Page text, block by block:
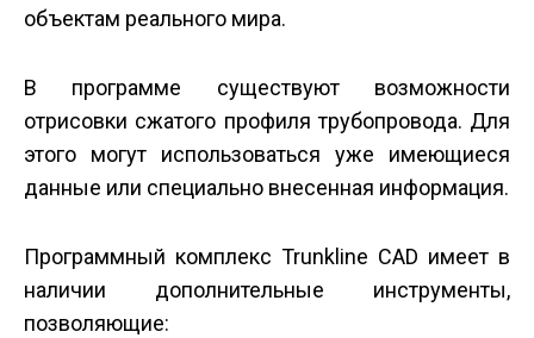
объектам реального мира.
В программе существуют возможности
отрисовки сжатого профиля трубопровода. Для
этого могут использоваться уже имеющиеся
данные или специально внесенная информация.
Программный комплекс Trunkline CAD имеет в
наличии дополнительные инструменты,
позволяющие: